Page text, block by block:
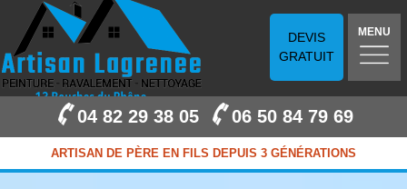
DEVIS
GRATUIT
MENU
04 82 29 38 05 06 50 84 79 69
ARTISAN DE PÈRE EN FILS DEPUIS 3 GÉNÉRATIONS